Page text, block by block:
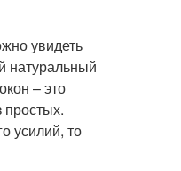
увидеть
натуральный
– это
простых.
усилий, то